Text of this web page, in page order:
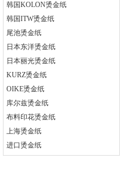
韩国KOLON烫金纸
韩国ITW烫金纸
尾池烫金纸
日本东洋烫金纸
日本丽光烫金纸
KURZ烫金纸
OIKE烫金纸
库尔兹烫金纸
布料印花烫金纸
上海烫金纸
进口烫金纸